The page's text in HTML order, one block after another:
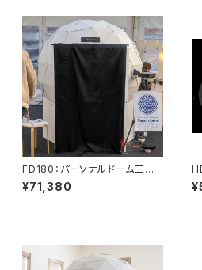
FD180：パーソナルドーム工作
キット
¥71,380